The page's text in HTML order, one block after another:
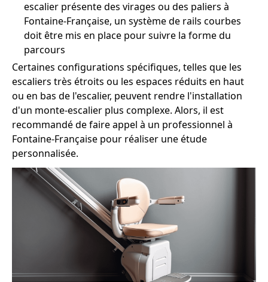
escalier présente des virages ou des paliers à
Fontaine-Française, un système de rails courbes
doit être mis en place pour suivre la forme du
parcours
Certaines configurations spécifiques, telles que les
escaliers très étroits ou les espaces réduits en haut
ou en bas de l'escalier, peuvent rendre l'installation
d'un monte-escalier plus complexe. Alors, il est
recommandé de faire appel à un professionnel à
Fontaine-Française pour réaliser une étude
personnalisée.